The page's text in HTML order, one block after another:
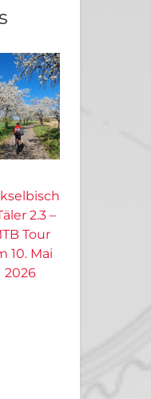
2.3 –
Tour
10. Mai
2026